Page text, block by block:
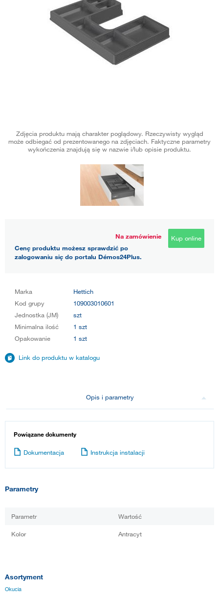
Zdjęcia produktu mają charakter poglądowy. Rzeczywisty wygląd
może odbiegać od prezentowanego na zdjęciach. Faktyczne parametry
wykończenia znajdują się w nazwie i/lub opisie produktu.
Na zamówienie
Cenę produktu możesz sprawdzić po
zalogowaniu się do portalu Démos24Plus.
Kup online
Marka
Hettich
Kod grupy
109003010601
Jednostka (JM)
szt
Minimalna ilość
1 szt
Opakowanie
1 szt
Link do produktu w katalogu
Opis i parametry
Powiązane dokumenty
Dokumentacja Instrukcja instalacji
Parametry
Parametr Wartość
Kolor Antracyt
Asortyment
Okucia